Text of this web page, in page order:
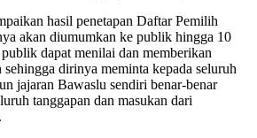
hasil penetapan Daftar Pemilih
akan diumumkan ke publik hingga 10
dapat menilai dan memberikan
sehingga dirinya meminta kepada seluruh
jajaran Bawaslu sendiri benar-benar
tanggapan dan masukan dari